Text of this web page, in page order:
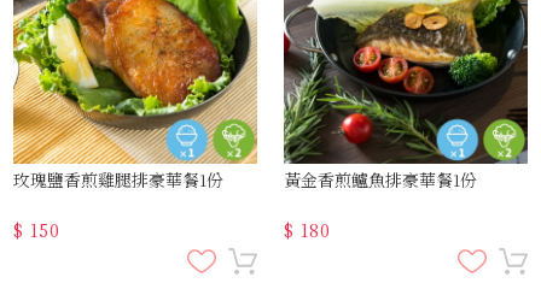
玫瑰鹽香煎雞腿排豪華餐1份
$ 150
黃金香煎鱸魚排豪華餐1份
$ 180